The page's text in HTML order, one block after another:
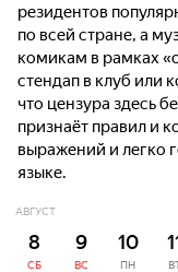
резидентов
по всей стране, а
комикам в рамках
стендап в клуб или
что цензура здесь
признаёт правил и
выражений и легко
языке.
АВГУСТ
8
СБ
9
ВС
10
ПН